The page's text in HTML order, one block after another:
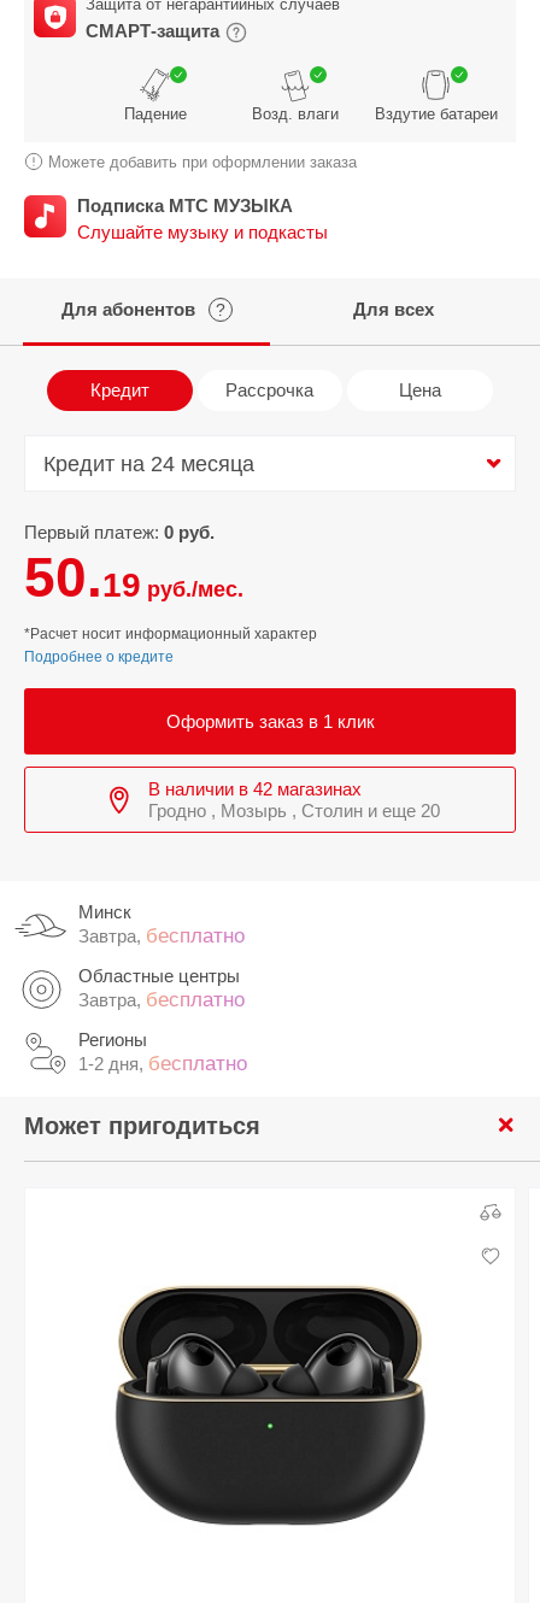
Защита от негарантийных случаев
СМАРТ-защита
Падение Возд. влаги Вздутие батареи
Можете добавить при оформлении заказа
Подписка МТС МУЗЫКА
Слушайте музыку и подкасты
Для абонентов ? Для всех
Кредит Рассрочка Цена
Кредит на 24 месяца
Первый платеж: 0 руб.
50.19 руб./мес.
*Расчет носит информационный характер
Подробнее о кредите
Оформить заказ в 1 клик
В наличии в 42 магазинах
Гродно , Мозырь , Столин и еще 20
Кредит на 24 месяца
Минск
Завтра, бесплатно
Областные центры
Завтра, бесплатно
Регионы
1-2 дня, бесплатно
Может пригодиться